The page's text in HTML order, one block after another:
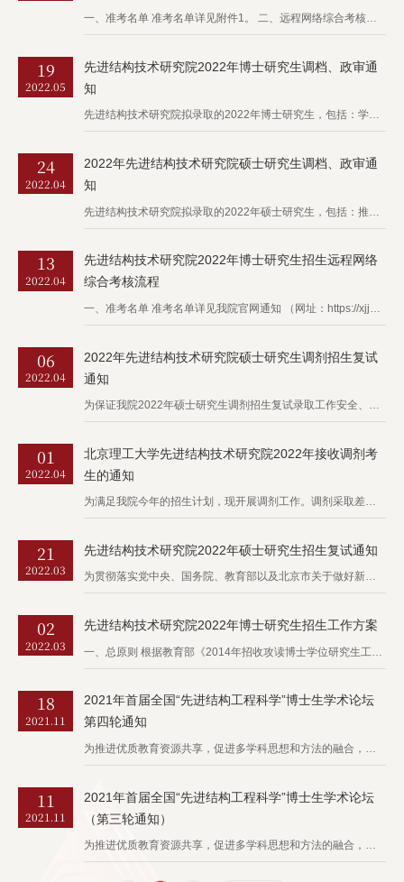
一、准考名单 准考名单详见附件1。 二、远程网络综合考核工作方案 1.综合考核形式 因受疫情影响，研究院2022年专项博士研究生综合考核工作将于2022年6月2日15:00采取远程网络视频形式开展。 ...
19
2022.05
先进结构技术研究院2022年博士研究生调档、政审通
知
先进结构技术研究院拟录取的2022年博士研究生，包括：学术型博士、工程博士、硕博连读及本直博考生均需进行政审及调档工作（本校应届考生、硕博连读及本直博考生无需调档）。 非定向博士生须档案到校、政审合格...
24
2022.04
2022年先进结构技术研究院硕士研究生调档、政审通
知
13
2022.04
先进结构技术研究院2022年博士研究生招生远程网络
综合考核流程
一、准考名单 准考名单详见我院官网通知 （网址：https://xjjg.bit.edu.cn/xwzx/tzgg/a3f6edfd37f043ff8f07a630da1f63e6.htm），准考的学...
06
2022.04
2022年先进结构技术研究院硕士研究生调剂招生复试
通知
为保证我院2022年硕士研究生调剂招生复试录取工作安全、公平、科学开展，特制定我院2022年硕士研究生调剂招生复试工作方案。 一、复试分数线及复试名单 研究院已在调剂系统发送调剂复试通知，请收到通知的...
01
2022.04
北京理工大学先进结构技术研究院2022年接收调剂考
生的通知
为满足我院今年的招生计划，现开展调剂工作。调剂采取差额复试原则。具体调剂专业与名额如下： 专业 调剂名额 080500材料科学与工程 3 0805J1储能材料科学与技术 1 085601材料工程（专硕...
21
2022.03
先进结构技术研究院2022年硕士研究生招生复试通知
为贯彻落实党中央、国务院、教育部以及北京市关于做好新冠疫情防控的工作要求，全面有效落实教育部《2022年全国硕士研究生招生工作管理规定》（教学函〔2021〕2号）和近期教育部、北京市教委关于2022年...
02
2022.03
先进结构技术研究院2022年博士研究生招生工作方案
18
2021.11
2021年首届全国“先进结构工程科学”博士生学术论坛
第四轮通知
为推进优质教育资源共享，促进多学科思想和方法的融合，加强博士生学术交流，激发博士生思想碰撞，拓宽博士生学术视野，活跃博士生学术氛围，军科委先进结构技术专家组联合中国力学学会固体力学专业委员会、中国复合...
11
2021.11
2021年首届全国“先进结构工程科学”博士生学术论坛
（第三轮通知）
为推进优质教育资源共享，促进多学科思想和方法的融合，加强博士生学术交流，激发博士生思想碰撞，拓宽博士生学术视野，活跃博士生学术氛围，军科委先进结构技术专家组联合中国力学学会固体力学专业委员会、中国复合...